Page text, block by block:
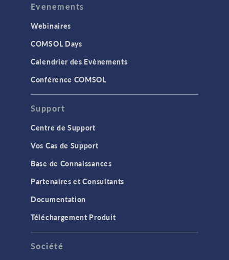
Evenements
Webinaires
COMSOL Days
Calendrier des Evènements
Conférence COMSOL
Support
Centre de Support
Vos Cas de Support
Base de Connaissances
Partenaires et Consultants
Documentation
Téléchargement Produit
Société